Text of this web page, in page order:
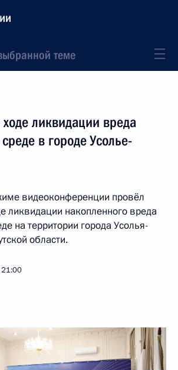
теме
ликвидации вреда
в городе Усолье-
видеоконференции провёл
ликвидации накопленного вреда
на территории города Усолья-
области.
21:00